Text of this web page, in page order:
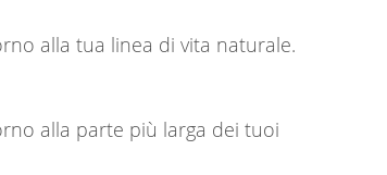
alla tua linea di vita naturale.
alla parte più larga dei tuoi